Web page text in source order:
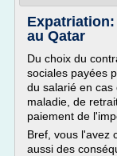
au Qatar
Du choix du
sociales payées
du salarié en
maladie, de
paiement de
Bref, vous l'avez
aussi des